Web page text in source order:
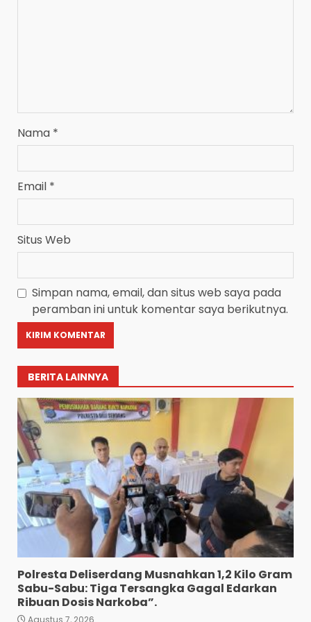
Nama *
Email *
Situs Web
Simpan nama, email, dan situs web saya pada
peramban ini untuk komentar saya berikutnya.
BERITA LAINNYA
Polresta Deliserdang Musnahkan 1,2 Kilo Gram
Sabu-Sabu: Tiga Tersangka Gagal Edarkan
Ribuan Dosis Narkoba”.
Agustus 7, 2026